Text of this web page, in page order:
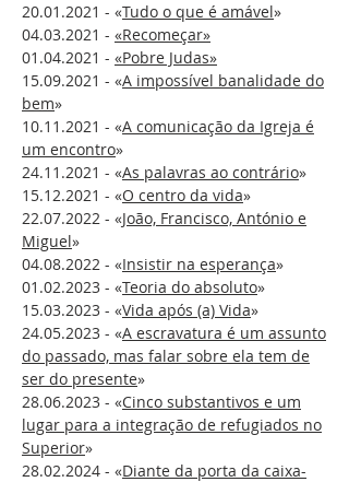
20.01.2021 - «Tudo o que é amável»
04.03.2021 - «Recomeçar»
01.04.2021 - «Pobre Judas»
15.09.2021 - «A impossível banalidade do
bem»
10.11.2021 - «A comunicação da Igreja é
um encontro»
24.11.2021 - «As palavras ao contrário»
15.12.2021 - «O centro da vida»
22.07.2022 - «João, Francisco, António e
Miguel»
04.08.2022 - «Insistir na esperança»
01.02.2023 - «Teoria do absoluto»
15.03.2023 - «Vida após (a) Vida»
24.05.2023 - «A escravatura é um assunto
do passado, mas falar sobre ela tem de
ser do presente»
28.06.2023 - «Cinco substantivos e um
lugar para a integração de refugiados no
Superior»
28.02.2024 - «Diante da porta da caixa-